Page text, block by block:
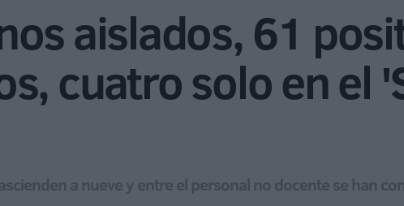
aislados, 61
cuatro solo en el
a nueve y entre el personal no docente se han